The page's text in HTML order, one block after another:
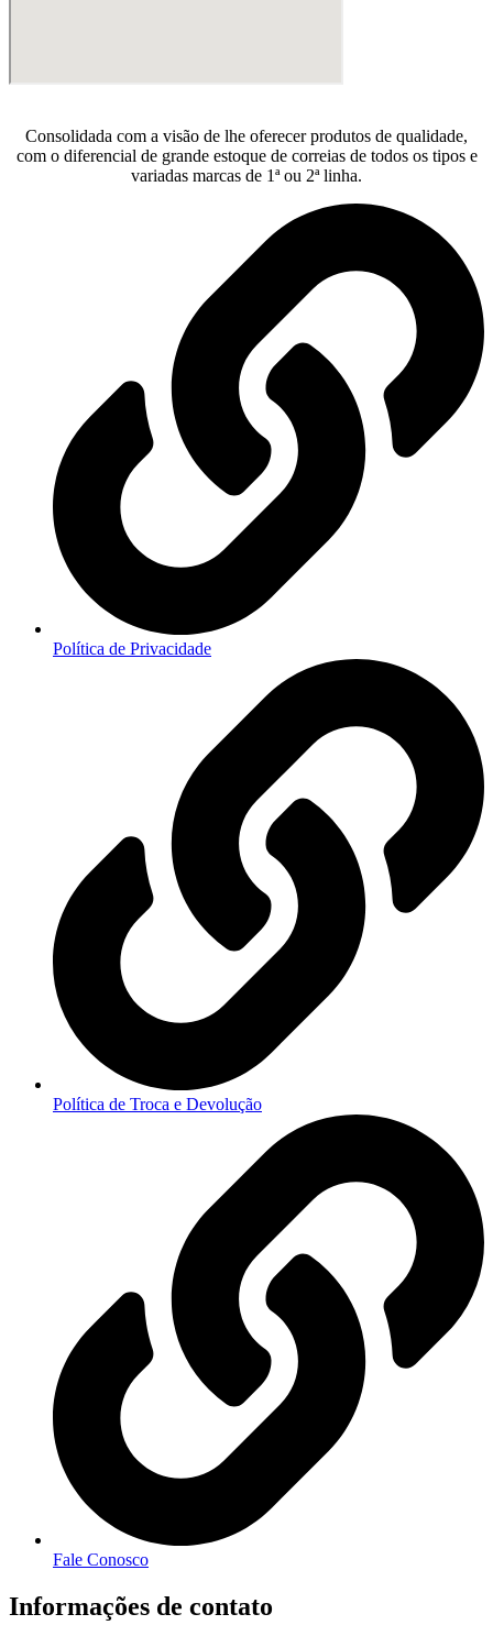
Consolidada com a visão de lhe oferecer produtos de qualidade,
com o diferencial de grande estoque de correias de todos os tipos e
variadas marcas de 1ª ou 2ª linha.
Política de Privacidade
Política de Troca e Devolução
Fale Conosco
Informações de contato